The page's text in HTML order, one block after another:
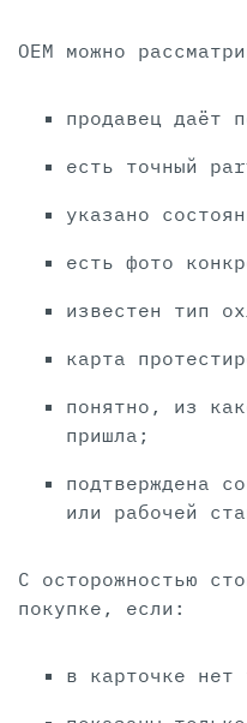
OEM можно
продавец даёт
есть точный
указано
есть фото
известен тип
карта
понятно, из
пришла;
подтверждена
или рабочей
С осторожностью
покупке, если:
в карточке нет